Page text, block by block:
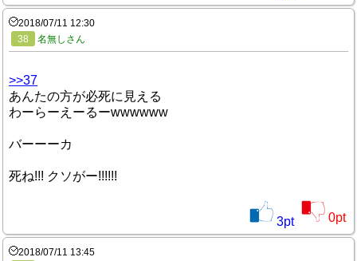
2018/07/11 12:30
38
名無しさん
>>37
あんたの方が必死に見える
わーらーえーるーwwwwww
バーーーカ
死ね!!! クソがー!!!!!!
3pt 0pt
2018/07/11 13:45